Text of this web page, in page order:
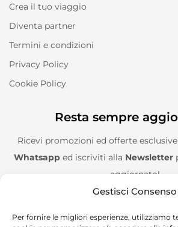
Gestisci Consenso
Per fornire le migliori esperienze, utilizziamo
Crea il tuo viaggio
Diventa partner
Termini e condizioni
Privacy Policy
Cookie Policy
Resta sempre
Ricevi promozioni ed offerte
Whatsapp ed iscriviti alla Newsletter
aggiornato!